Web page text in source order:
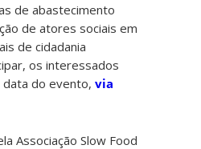
de abastecimento
de atores sociais em
de cidadania
os interessados
data do evento,via
Associação Slow Food